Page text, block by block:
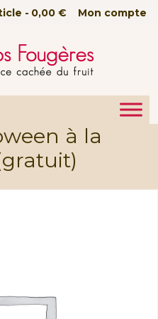
Mon compte
0,00 €
à la